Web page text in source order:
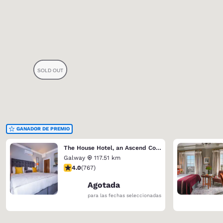
GANADOR DE PREMIO
The House Hotel, an Ascend Collection Hotel
Galway
117.51 km
Calificación de 3.99 estrellas. Bueno. 767 reseñas
4.0(767)
Agotada
para las fechas seleccionadas